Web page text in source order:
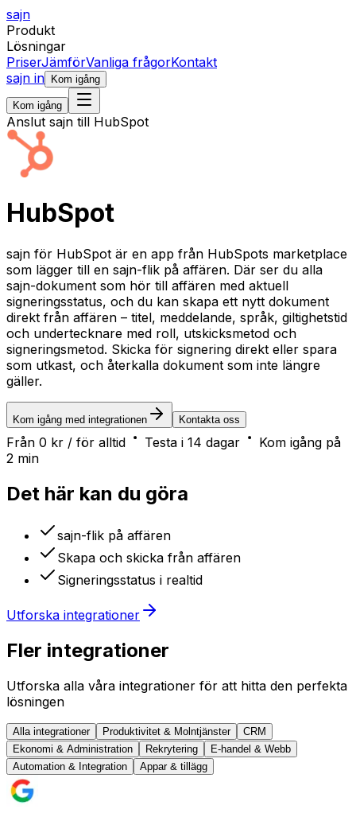
sajn
Produkt
Lösningar
PriserJämförVanliga frågorKontakt
sajn in
Kom igång
Kom igång
Anslut sajn till HubSpot
HubSpot
sajn för HubSpot är en app från HubSpots marketplace
som lägger till en sajn-flik på affären. Där ser du alla
sajn-dokument som hör till affären med aktuell
signeringsstatus, och du kan skapa ett nytt dokument
direkt från affären – titel, meddelande, språk, giltighetstid
och undertecknare med roll, utskicksmetod och
signeringsmetod. Skicka för signering direkt eller spara
som utkast, och återkalla dokument som inte längre
gäller.
Kom igång med integrationen Kontakta oss
Från 0 kr / för alltid Testa i 14 dagar
Kom igång på
2 min
Det här kan du göra
sajn-flik på affären
Skapa och skicka från affären
Signeringsstatus i realtid
Utforska integrationer
Fler integrationer
Utforska alla våra integrationer för att hitta den perfekta
lösningen
Alla integrationer Produktivitet & Molntjänster
CRM
Ekonomi & Administration
Rekrytering
E-handel & Webb
Automation & Integration
Appar & tillägg